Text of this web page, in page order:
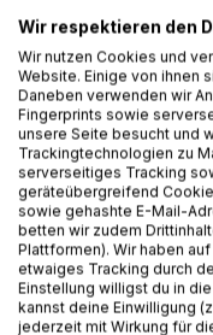
Und eine kleine Maus,
Was, wenn ein kleiner
wird?
Chiki ist eine kleine,
ganz Grossem
Als sie von einer
macht sie sich auf
Doch nicht jeder
erwartet.
Auf ihrer Reise erlebt
entdeckt,
dass Traeume
Wir respektieren den
Wir nutzen Cookies und
Website. Einige von ihnen
Daneben verwenden wir
Fingerprints sowie
unsere Seite besucht und
Trackingtechnologien zu
serverseitiges Tracking
geräteübergreifend
sowie gehashte E-Mail-
betten wir zudem
Plattformen). Wir haben
etwaiges Tracking durch
Einstellung willigst du in
kannst deine Einwilligung
jederzeit mit Wirkung für